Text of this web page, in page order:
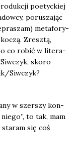
poetyc­kiej
poru­sza­jąc
meta­fo­ry­
Zresz­tą,
co robić w lite­ra­
sko­ro
Siwczyk?
w szer­szy kon­
to tak, mam
się coś